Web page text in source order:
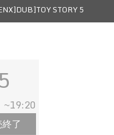
STORY 5
~19:20
終了